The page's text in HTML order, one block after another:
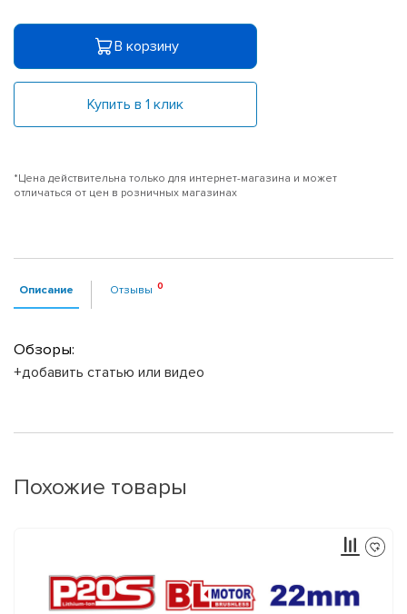
В корзину
Купить в 1 клик
*Цена действительна только для интернет-магазина и может
отличаться от цен в розничных магазинах
Описание Отзывы
Обзоры:
+добавить статью или видео
Похожие товары